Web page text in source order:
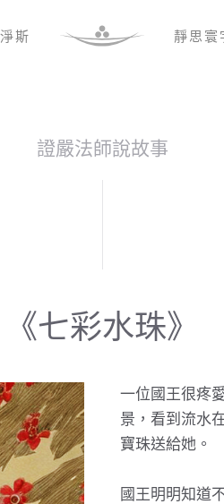
斯 靜思寰
證嚴法師說故事
《七彩水珠》
一位國王很疼
景，看到流水
寶珠送給她。
國王明明知道